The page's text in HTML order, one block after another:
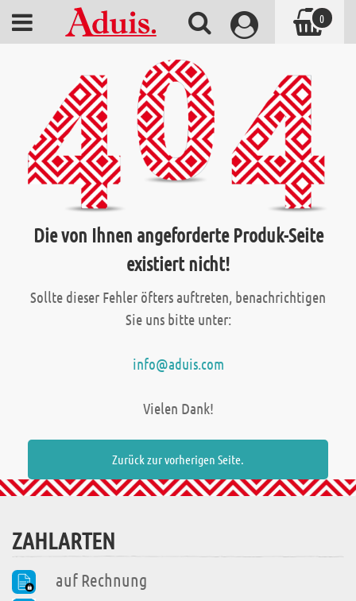
Die von Ihnen angeforderte Produk-Seite
existiert nicht!
Sollte dieser Fehler öfters auftreten, benachrichtigen
Sie uns bitte unter:
info@aduis.com
Vielen Dank!
Zurück zur vorherigen Seite.
ZAHLARTEN
auf Rechnung
0